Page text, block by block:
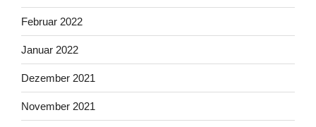
Februar 2022
Januar 2022
Dezember 2021
November 2021